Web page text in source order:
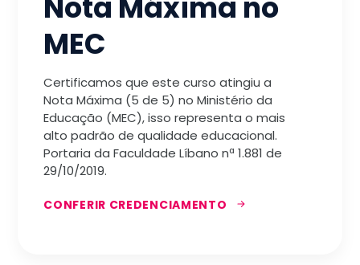
MEC
Certificamos que este curso atingiu a
Nota Máxima (5 de 5) no Ministério da
Educação (MEC), isso representa o mais
alto padrão de qualidade educacional.
Portaria da Faculdade Líbano nª 1.881 de
29/10/2019.
CONFERIR CREDENCIAMENTO